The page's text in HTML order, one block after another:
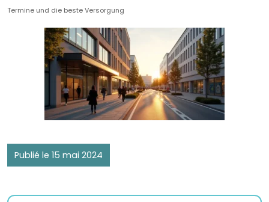
Termine und die beste Versorgung
Publié le 15 mai 2024